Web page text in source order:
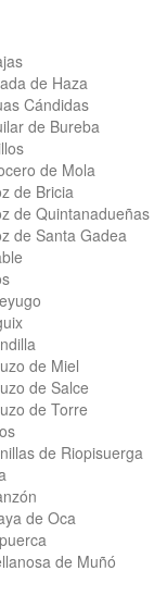
de Haza
Cándidas
de Bureba
de Mola
de Bricia
de Quintanadueñas
de Santa Gadea
de Miel
de Salce
de Torre
de Riopisuerga
de Oca
de Muñó